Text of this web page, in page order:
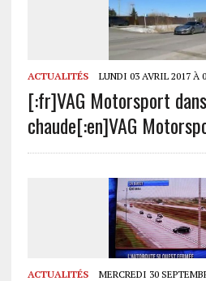
ACTUALITÉS LUNDI 03 AVRIL 2017 À
[:fr]VAG Motorsport
chaude[:en]VAG
ACTUALITÉS MERCREDI 30